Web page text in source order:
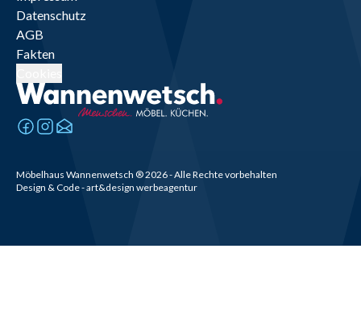
Datenschutz
AGB
Fakten
Möbelhaus Wannenwetsch ®2026- Alle Rechte vorbehalten
Design & Code - art&design werbeagentur